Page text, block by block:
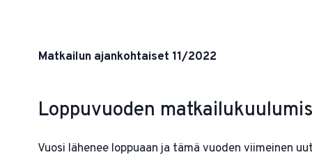
Matkailun ajankohtaiset 11/2022
Loppuvuoden
Vuosi lähenee loppuaan ja tämä vuoden viimeinen